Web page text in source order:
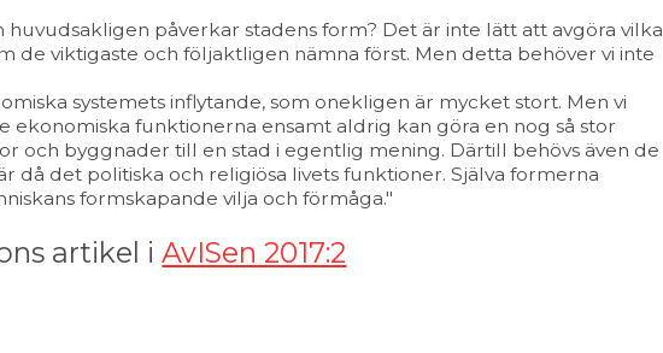
påverkar stadens form? Det är inte lätt att avgöra vilka
de viktigaste och följaktligen nämna först. Men detta behöver vi inte
systemets inflytande, som onekligen är mycket stort. Men vi
ekonomiska funktionerna ensamt aldrig kan göra en nog så stor
och byggnader till en stad i egentlig mening. Därtill behövs även de
då det politiska och religiösa livets funktioner. Själva formerna
formskapande vilja och förmåga."
artikel iAvISen 2017:2